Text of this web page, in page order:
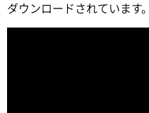
ダウンロードされています。